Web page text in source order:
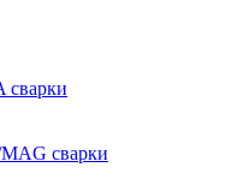
сварки
сварки